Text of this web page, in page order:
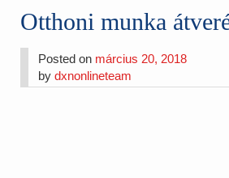
Otthoni munka
Posted on március 20, 2018
bydxnonlineteam